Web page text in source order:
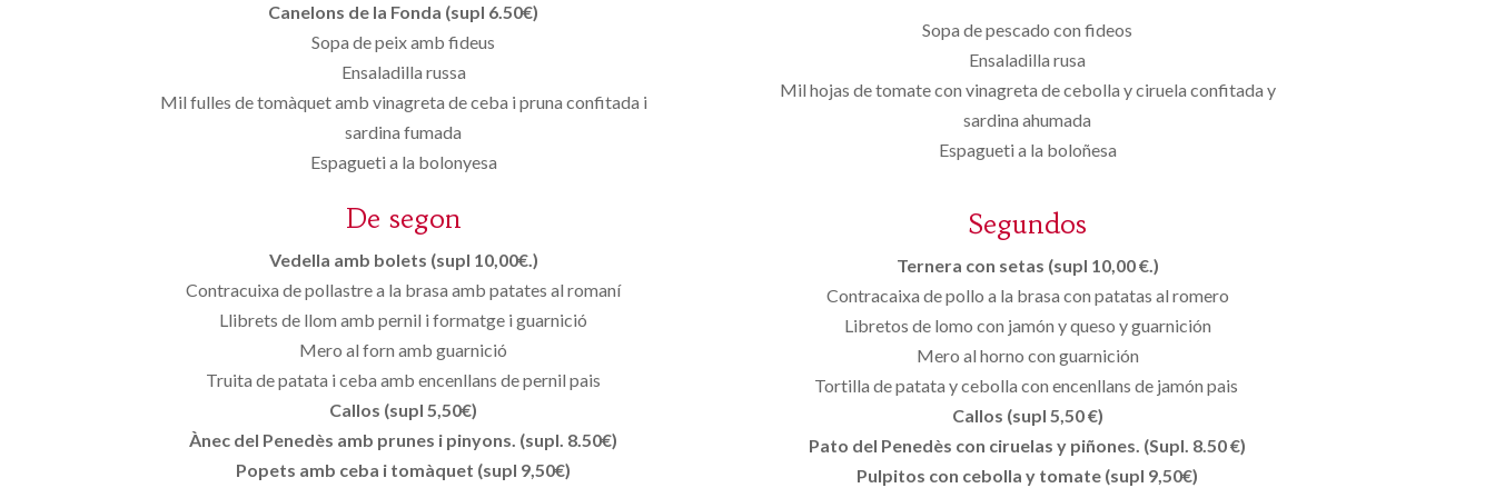
Canelons de la Fonda (supl 6.50€)
Sopa de peix amb fideus
Ensaladilla russa
Mil fulles de tomàquet amb vinagreta de ceba i pruna confitada i
sardina fumada
Espagueti a la bolonyesa
De segon
Vedella amb bolets (supl 10,00€.)
Contracuixa de pollastre a la brasa amb patates al romaní
Llibrets de llom amb pernil i formatge i guarnició
Mero al forn amb guarnició
Truita de patata i ceba amb encenllans de pernil pais
Callos (supl 5,50€)
Ànec del Penedès amb prunes i pinyons. (supl. 8.50€)
Popets amb ceba i tomàquet (supl 9,50€)
Sopa de pescado con fideos
Ensaladilla rusa
Mil hojas de tomate con vinagreta de cebolla y ciruela confitada y
sardina ahumada
Espagueti a la boloñesa
Segundos
Ternera con setas (supl 10,00 €.)
Contracaixa de pollo a la brasa con patatas al romero
Libretos de lomo con jamón y queso y guarnición
Mero al horno con guarnición
Tortilla de patata y cebolla con encenllans de jamón pais
Callos (supl 5,50 €)
Pato del Penedès con ciruelas y piñones. (Supl. 8.50 €)
Pulpitos con cebolla y tomate (supl 9,50€)